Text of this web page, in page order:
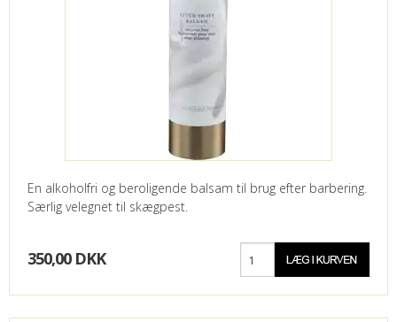
En alkoholfri og beroligende balsam til brug efter barbering.
Særlig velegnet til skægpest.
350,00 DKK